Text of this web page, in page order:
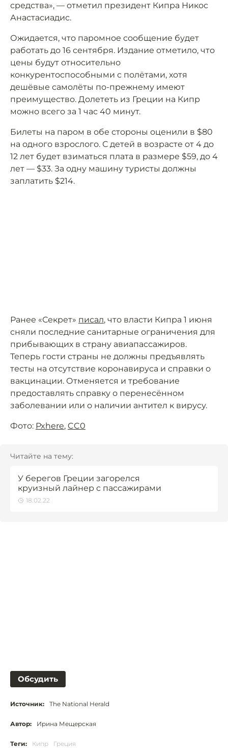
средства», — отметил президент Кипра Никос
Анастасиадис.
Ожидается, что паромное сообщение будет
работать до 16 сентября. Издание отметило, что
цены будут относительно
конкурентоспособными с полётами, хотя
дешёвые самолёты по-прежнему имеют
преимущество. Долететь из Греции на Кипр
можно всего за 1 час 40 минут.
Билеты на паром в обе стороны оценили в $80
на одного взрослого. С детей в возрасте от 4 до
12 лет будет взиматься плата в размере $59, до 4
лет — $33. За одну машину туристы должны
заплатить $214.
Ранее «Секрет» писал, что власти Кипра 1 июня
сняли последние санитарные ограничения для
прибывающих в страну авиапассажиров.
Теперь гости страны не должны предъявлять
тесты на отсутствие коронавируса и справки о
вакцинации. Отменяется и требование
предоставлять справку о перенесённом
заболевании или о наличии антител к вирусу.
Фото: Pxhere, CC0
Читайте на тему:
У берегов Греции загорелся
круизный лайнер с пассажирами
18.02.22
Обсудить
Источник: The National Herald
Автор: Ирина Мещерская
Теги: Кипр Греция